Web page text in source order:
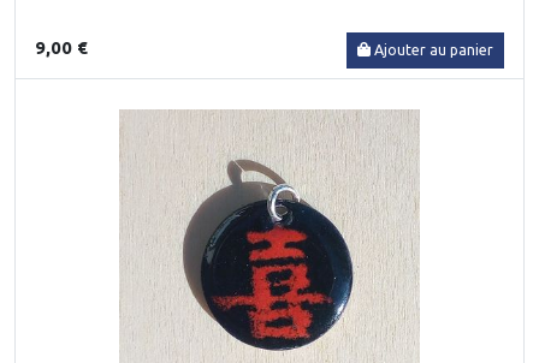
9,00 € Ajouter au panier